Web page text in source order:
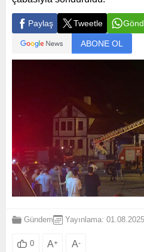
Paylaş Tweetle
ABONE OL
Gündem Yayınlama: 01.08.2025
0 A+ A-